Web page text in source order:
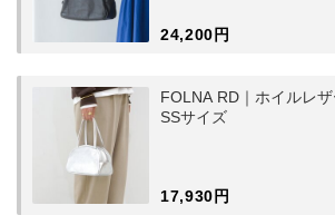
24,200円
FOLNA RD｜ホイルレ
SSサイズ
17,930円